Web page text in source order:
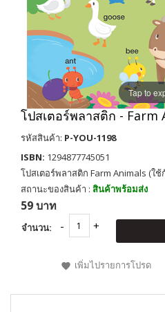
Tap to
โปสเตอร์พลาสติก - Farm
รหัสสินค้า: P-YOU-1198
ISBN: 1294877745051
โปสเตอร์พลาสติก Farm Animals (ใช้
สถานะของสินค้า : สินค้าพร้อมส่ง
59 บาท
จำนวน:
เพิ่มไปรายการโปรด